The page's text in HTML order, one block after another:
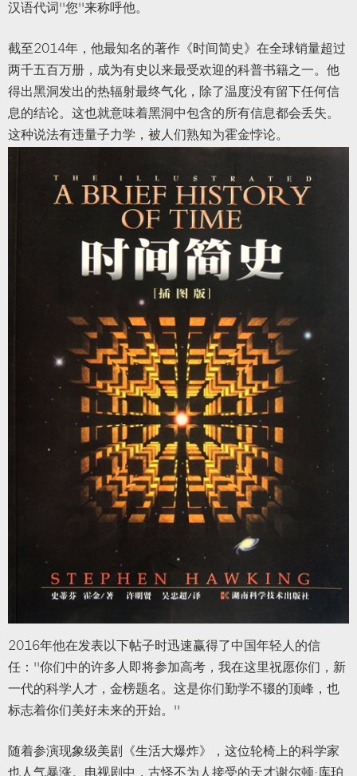
汉语代词“您”来称呼他。
截至2014年，他最知名的著作《时间简史》在全球销量超过
两千五百万册，成为有史以来最受欢迎的科普书籍之一。他
得出黑洞发出的热辐射最终气化，除了温度没有留下任何信
息的结论。这也就意味着黑洞中包含的所有信息都会丢失。
这种说法有违量子力学，被人们熟知为霍金悖论。
2016年他在发表以下帖子时迅速赢得了中国年轻人的信
任：“你们中的许多人即将参加高考，我在这里祝愿你们，新
一代的科学人才，金榜题名。这是你们勤学不辍的顶峰，也
标志着你们美好未来的开始。”
随着参演现象级美剧《生活大爆炸》，这位轮椅上的科学家